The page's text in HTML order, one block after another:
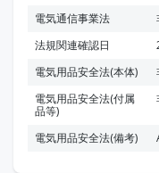
電気通信事業法
法規関連確認日
電気用品安全法(本体)
電気用品安全法(付属
品等)
電気用品安全法(備考)